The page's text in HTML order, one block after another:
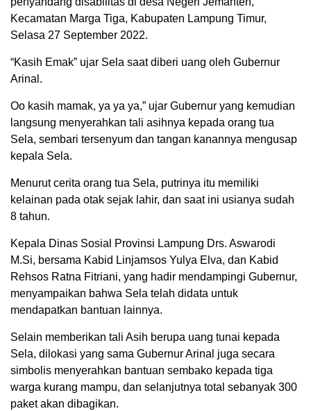
Kecamatan Marga Tiga, Kabupaten Lampung Timur,
Selasa 27 September 2022.
“Kasih Emak” ujar Sela saat diberi uang oleh Gubernur
Arinal.
Oo kasih mamak, ya ya ya,” ujar Gubernur yang kemudian
langsung menyerahkan tali asihnya kepada orang tua
Sela, sembari tersenyum dan tangan kanannya mengusap
kepala Sela.
Menurut cerita orang tua Sela, putrinya itu memiliki
kelainan pada otak sejak lahir, dan saat ini usianya sudah
8 tahun.
Kepala Dinas Sosial Provinsi Lampung Drs. Aswarodi
M.Si, bersama Kabid Linjamsos Yulya Elva, dan Kabid
Rehsos Ratna Fitriani, yang hadir mendampingi Gubernur,
menyampaikan bahwa Sela telah didata untuk
mendapatkan bantuan lainnya.
Selain memberikan tali Asih berupa uang tunai kepada
Sela, dilokasi yang sama Gubernur Arinal juga secara
simbolis menyerahkan bantuan sembako kepada tiga
warga kurang mampu, dan selanjutnya total sebanyak 300
paket akan dibagikan.